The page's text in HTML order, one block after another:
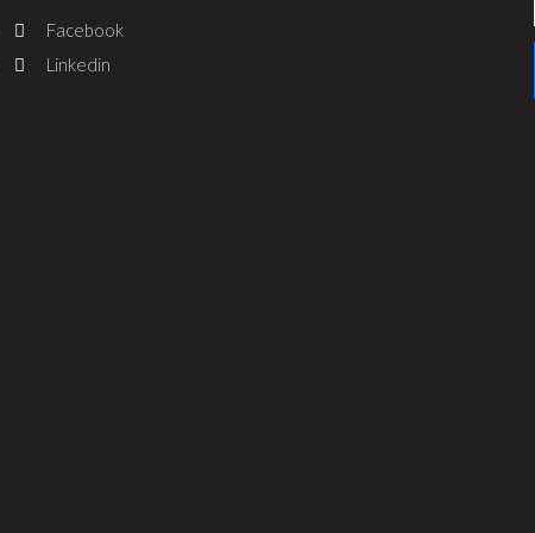
Facebook
Linkedin